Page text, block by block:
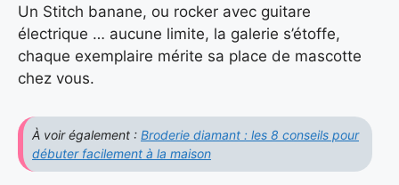
Un Stitch banane, ou rocker avec guitare
électrique … aucune limite, la galerie s’étoffe,
chaque exemplaire mérite sa place de mascotte
chez vous.
À voir également : Broderie diamant : les 8 conseils pour
débuter facilement à la maison